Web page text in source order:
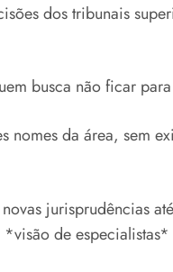
dos tribunais
busca não ficar
nomes da área, sem
jurisprudências
de